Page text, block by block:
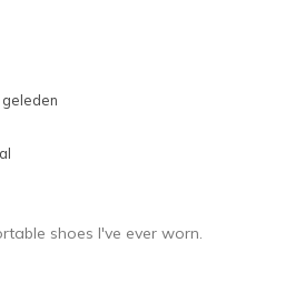
shoes I've ever worn.